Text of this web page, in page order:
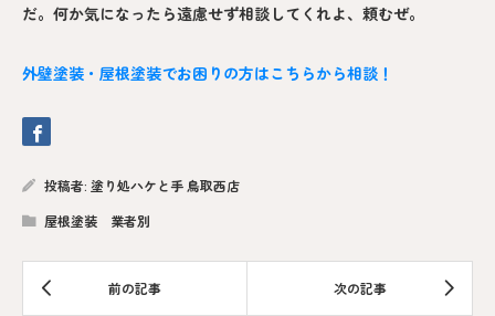
だ。何か気になったら遠慮せず相談してくれよ、頼むぜ。
外壁塗装・屋根塗装でお困りの方はこちらから相談！
投稿者: 塗り処ハケと手 鳥取西店
屋根塗装 業者別